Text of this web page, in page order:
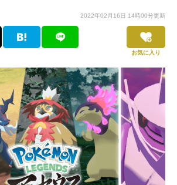
2022年02月16日 14時00分更新
お気に入り